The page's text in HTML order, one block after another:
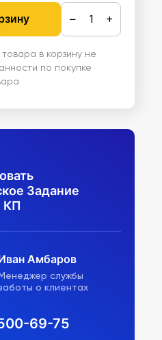
− +
в корзину не
по покупке
Задание
КП
Амбаров
службы
о клиентах
69-75